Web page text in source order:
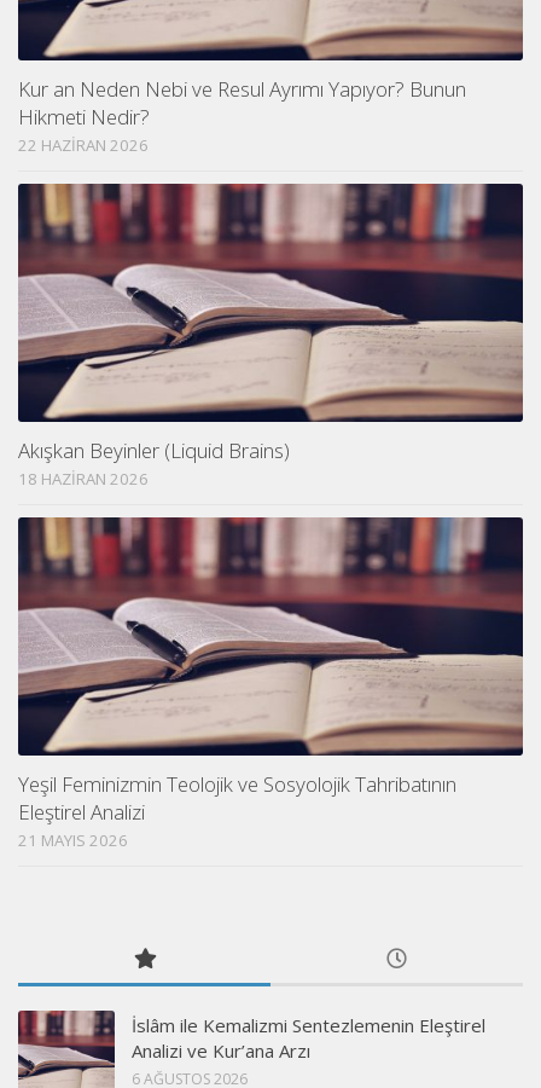
Kur an Neden Nebi ve Resul Ayrımı Yapıyor? Bunun
Hikmeti Nedir?
22 HAZIRAN 2026
Akışkan Beyinler (Liquid Brains)
18 HAZIRAN 2026
Yeşil Feminizmin Teolojik ve Sosyolojik Tahribatının
Eleştirel Analizi
21 MAYIS 2026
İslâm ile Kemalizmi Sentezlemenin Eleştirel
Analizi ve Kur’ana Arzı
6 AĞUSTOS 2026